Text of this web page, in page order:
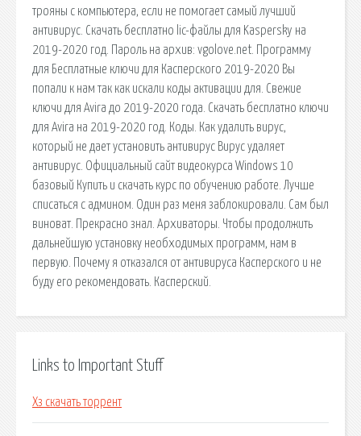
трояны с компьютера, если не помогает самый лучший
антивирус. Скачать бесплатно lic-файлы для Kaspersky на
2019-2020 год. Пароль на архив: vgolove.net. Программу
для Бесплатные ключи для Касперского 2019-2020 Вы
попали к нам так как искали коды активации для. Свежие
ключи для Avira до 2019-2020 года. Скачать бесплатно ключи
для Avira на 2019-2020 год. Коды. Как удалить вирус,
который не дает установить антивирус Вирус удаляет
антивирус. Официальный сайт видеокурса Windows 10
базовый Купить и скачать курс по обучению работе. Лучше
списаться с админом. Один раз меня заблокировали. Сам был
виноват. Прекрасно знал. Архиваторы. Чтобы продолжить
дальнейшую установку необходимых программ, нам в
первую. Почему я отказался от антивируса Касперского и не
буду его рекомендовать. Касперский.
Links to Important Stuff
Хз скачать торрент